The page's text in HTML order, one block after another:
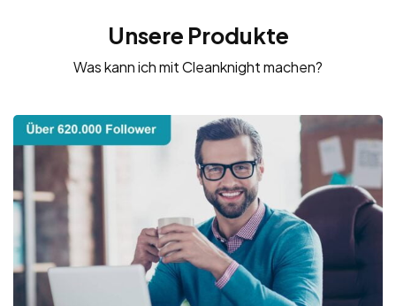
Unsere Produkte
Was kann ich mit Cleanknight machen?